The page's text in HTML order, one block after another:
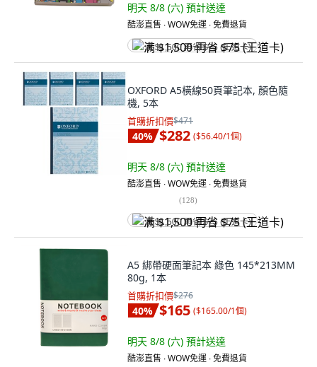
明天 8/8 (六) 預計送達
酷澎直售 ∙ WOW免運 ∙ 免費退貨
满 $1,500 再省 $75 (王道卡)
OXFORD A5橫線50頁筆記本, 顏色隨
機, 5本
首購折扣價$471
40% $282 ($56.40/1個)
明天 8/8 (六) 預計送達
酷澎直售 ∙ WOW免運 ∙ 免費退貨
(128)
满 $1,500 再省 $75 (王道卡)
A5 綁帶硬面筆記本 綠色 145*213MM
80g, 1本
首購折扣價$276
40% $165 ($165.00/1個)
明天 8/8 (六) 預計送達
酷澎直售 ∙ WOW免運 ∙ 免費退貨